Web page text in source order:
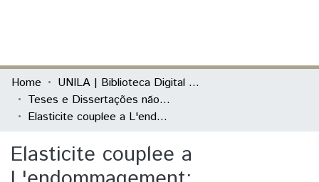
Communities & Collections
All of DSpace
Home
UNILA | Biblioteca Digital de Dissertações e Teses
Teses e Dissertações não defendidas na Unila
Elasticite couplee a L'endommagement: formulation, analyse theorique et approximation numerique
Elasticite couplee a